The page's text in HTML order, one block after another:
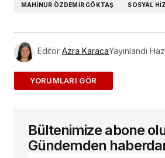
MAHINUR ÖZDEMIR GÖKTAŞ SOSYAL
Editör Azra KaracaYayınlandı
ADD A COMMENT
E-posta adresiniz
alanlar*ile işaretlenmişlerdir
Bültenimize abone
Gündemden